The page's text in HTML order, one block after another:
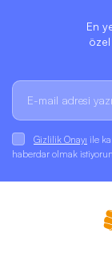
En
Gizlilik Onayı ile
haberdar olmak